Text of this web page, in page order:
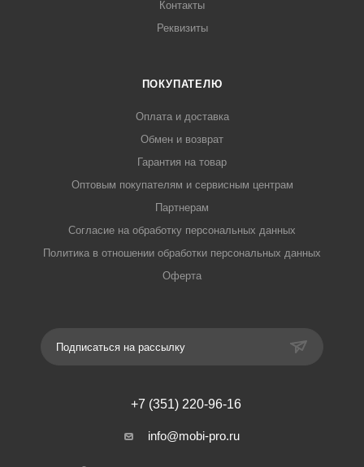
Контакты
Реквизиты
ПОКУПАТЕЛЮ
Оплата и доставка
Обмен и возврат
Гарантия на товар
Оптовым покупателям и сервисным центрам
Партнерам
Согласие на обработку персональных данных
Политика в отношении обработки персональных данных
Оферта
Подписаться на рассылку
+7 (351) 220-96-16
info@mobi-pro.ru